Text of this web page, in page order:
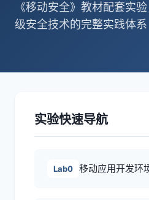
《移动安全》教材配套实
级安全技术的完整实践体系
实验快速导航
Lab0 移动应用开发环